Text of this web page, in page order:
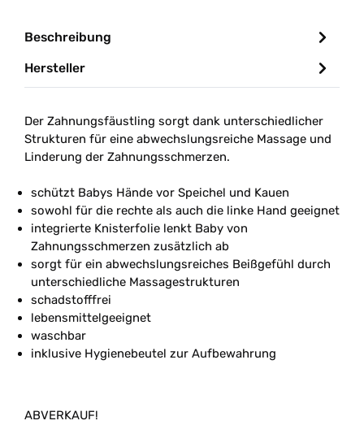
Beschreibung
Hersteller
Der Zahnungsfäustling sorgt dank unterschiedlicher
Strukturen für eine abwechslungsreiche Massage und
Linderung der Zahnungsschmerzen.
schützt Babys Hände vor Speichel und Kauen
sowohl für die rechte als auch die linke Hand geeignet
integrierte Knisterfolie lenkt Baby von
Zahnungsschmerzen zusätzlich ab
sorgt für ein abwechslungsreiches Beißgefühl durch
unterschiedliche Massagestrukturen
schadstofffrei
lebensmittelgeeignet
waschbar
inklusive Hygienebeutel zur Aufbewahrung
ABVERKAUF!